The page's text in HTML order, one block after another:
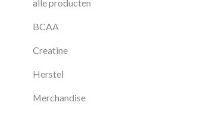
alle producten
BCAA
Creatine
Herstel
Merchandise